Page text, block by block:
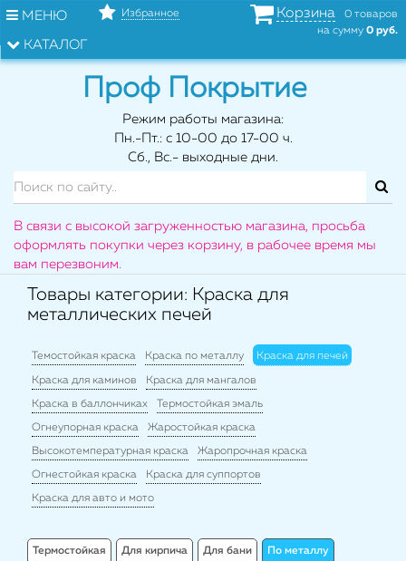
МЕНЮ
КАТАЛОГ
Избранное Корзина
0 товаров
на сумму 0 руб.
Проф Покрытие
Режим работы магазина:
Пн.-Пт.: с 10-00 до 17-00 ч.
Сб., Вс.- выходные дни.
В связи с высокой загруженностью магазина, просьба
оформлять покупки через корзину, в рабочее время мы
вам перезвоним.
Товары категории: Краска для
металлических печей
Темостойкая краска Краска по металлу Краска для печей
Краска для каминов Краска для мангалов
Краска в баллончиках Термостойкая эмаль
Огнеупорная краска Жаростойкая краска
Высокотемпературная краска Жаропрочная краска
Огнестойкая краска Краска для суппортов
Краска для авто и мото
Термостойкая Для кирпича Для бани По металлу